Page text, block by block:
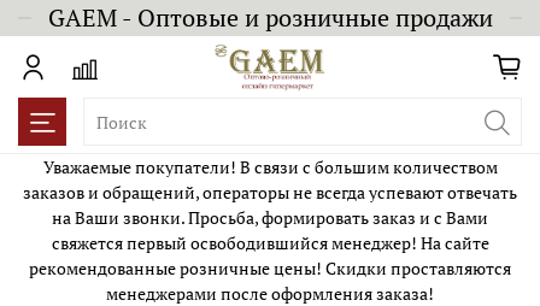
GAEM - Оптовые и розничные продажи
Уважаемые покупатели! В связи с большим количеством
заказов и обращений, операторы не всегда успевают отвечать
на Ваши звонки. Просьба, формировать заказ и с Вами
свяжется первый освободившийся менеджер! На сайте
рекомендованные розничные цены! Скидки проставляются
менеджерами после оформления заказа!